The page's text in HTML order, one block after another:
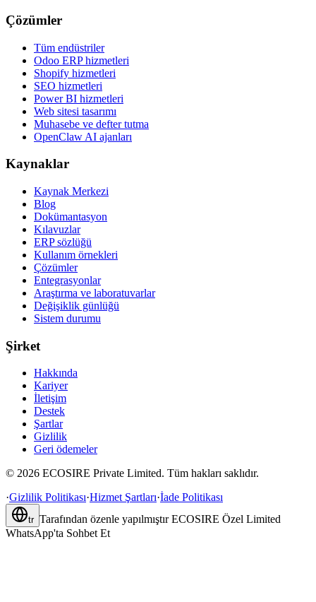
Çözümler
Tüm endüstriler
Odoo ERP hizmetleri
Shopify hizmetleri
SEO hizmetleri
Power BI hizmetleri
Web sitesi tasarımı
Muhasebe ve defter tutma
OpenClaw AI ajanları
Kaynaklar
Kaynak Merkezi
Blog
Dokümantasyon
Kılavuzlar
ERP sözlüğü
Kullanım örnekleri
Çözümler
Entegrasyonlar
Araştırma ve laboratuvarlar
Değişiklik günlüğü
Sistem durumu
Şirket
Hakkında
Kariyer
İletişim
Destek
Şartlar
Gizlilik
Geri ödemeler
© 2026 ECOSIRE Private Limited. Tüm hakları saklıdır.
·Gizlilik Politikası·Hizmet Şartları·İade Politikası
tr Tarafından özenle yapılmıştır ECOSIRE Özel Limited
WhatsApp'ta Sohbet Et